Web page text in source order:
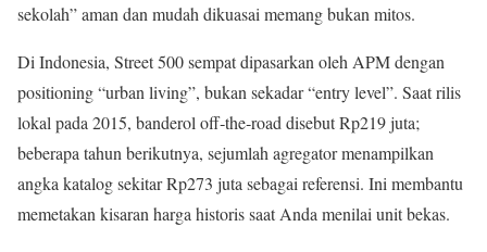
sekolah” aman dan mudah dikuasai memang bukan mitos.
Di Indonesia, Street 500 sempat dipasarkan oleh APM dengan
positioning “urban living”, bukan sekadar “entry level”. Saat rilis
lokal pada 2015, banderol off‑the‑road disebut Rp219 juta;
beberapa tahun berikutnya, sejumlah agregator menampilkan
angka katalog sekitar Rp273 juta sebagai referensi. Ini membantu
memetakan kisaran harga historis saat Anda menilai unit bekas.